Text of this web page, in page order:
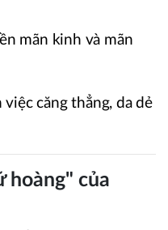
mãn kinh và mãn
căng thẳng, da dẻ
hoàng" của